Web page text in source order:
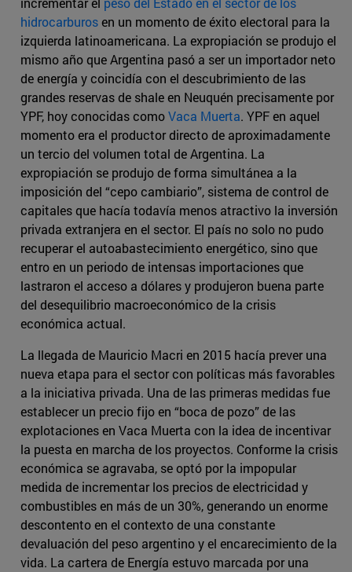
hidrocarburosen un momento de éxito electoral para la
izquierda latinoamericana. La expropiación se produjo el
mismo año que Argentina pasó a ser un importador neto
de energía y coincidía con el descubrimiento de las
grandes reservas de shale en Neuquén precisamente por
YPF, hoy conocidas comoVaca Muerta. YPF en aquel
momento era el productor directo de aproximadamente
un tercio del volumen total de Argentina. La
expropiación se produjo de forma simultánea a la
imposición del “cepo cambiario”, sistema de control de
capitales que hacía todavía menos atractivo la inversión
privada extranjera en el sector. El país no solo no pudo
recuperar el autoabastecimiento energético, sino que
entro en un periodo de intensas importaciones que
lastraron el acceso a dólares y produjeron buena parte
del desequilibrio macroeconómico de la crisis
económica actual.
La llegada de Mauricio Macri en 2015 hacía prever una
nueva etapa para el sector con políticas más favorables
a la iniciativa privada. Una de las primeras medidas fue
establecer un precio fijo en “boca de pozo” de las
explotaciones en Vaca Muerta con la idea de incentivar
la puesta en marcha de los proyectos. Conforme la crisis
económica se agravaba, se optó por la impopular
medida de incrementar los precios de electricidad y
combustibles en más de un 30%, generando un enorme
descontento en el contexto de una constante
devaluación del peso argentino y el encarecimiento de la
vida. La cartera de Energía estuvo marcada por una